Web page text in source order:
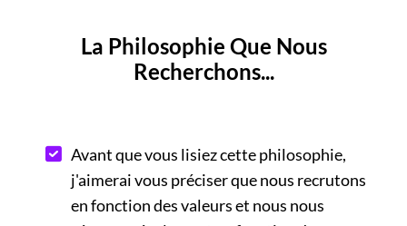
La Philosophie Que Nous
Recherchons...
Avant que vous lisiez cette philosophie,
j'aimerai vous préciser que nous recrutons
en fonction des valeurs et nous nous